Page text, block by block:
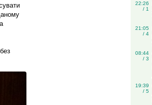
22:26
/ 1
21:05
/ 4
08:44
/ 3
19:39
/ 5